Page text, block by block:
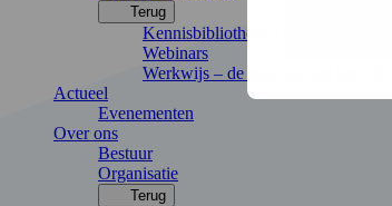
Terug
Kennisbibliotheek Chronisch Werkt
Webinars
Werkwijs – de podcast van het AKC
Actueel
Evenementen
Over ons
Bestuur
Organisatie
Terug